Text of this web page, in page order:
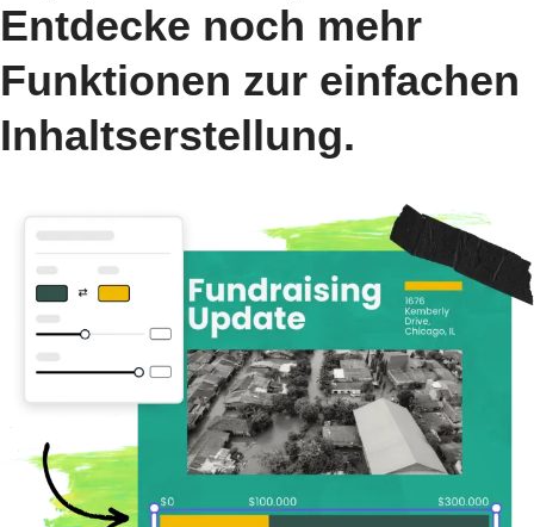
Entdecke noch mehr
Funktionen zur einfachen
Inhaltserstellung.